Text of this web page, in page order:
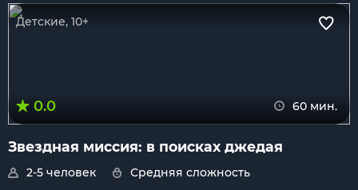
Детские, 10+
0.0 60 мин.
Звездная миссия: в поисках джедая
2-5 человек
Средняя сложность